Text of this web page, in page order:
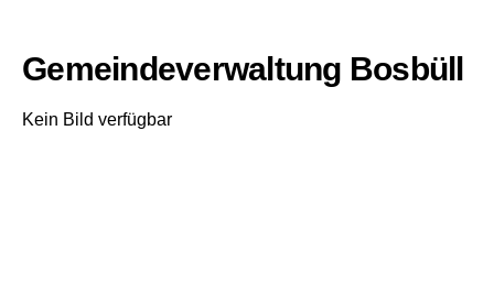
Gemeindeverwaltung Bosbüll
Kein Bild verfügbar